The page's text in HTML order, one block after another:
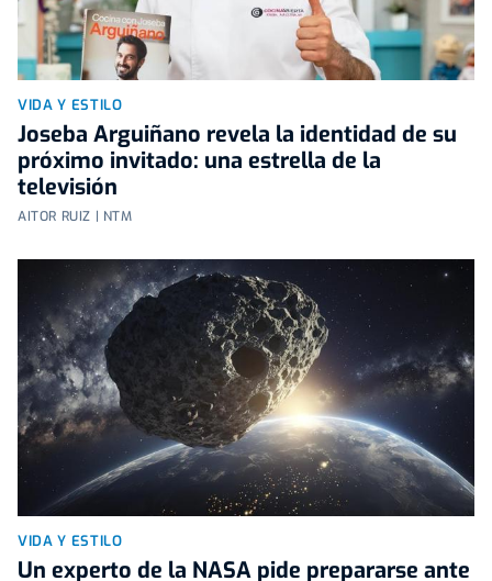
VIDA Y ESTILO
Joseba Arguiñano revela la identidad de su
próximo invitado: una estrella de la
televisión
AITOR RUIZ | NTM
VIDA Y ESTILO
Un experto de la NASA pide prepararse ante